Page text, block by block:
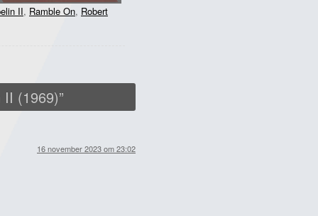
II, Ramble On, Robert
II (1969)”
16 november 2023 om 23:02